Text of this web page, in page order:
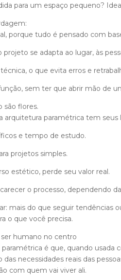
para um espaço pequeno?
porque tudo é pensado com
se adapta ao lugar, às
o que evita erros e
sem ter que abrir mão de
são flores.
arquitetura paramétrica tem seus
e tempo de estudo.
projetos simples.
estético, perde seu valor real.
o processo, dependendo
mais do que seguir tendências
o que você precisa.
humano no centro
é que, quando usada
das necessidades reais das
com quem vai viver ali.